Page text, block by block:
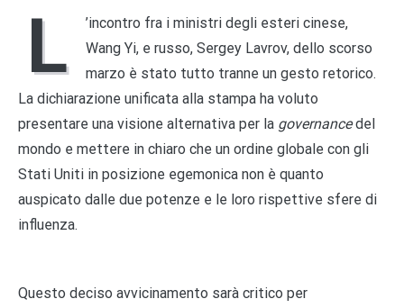
L
’incontro fra i ministri degli esteri cinese,
Wang Yi, e russo, Sergey Lavrov, dello scorso
marzo è stato tutto tranne un gesto retorico.
La dichiarazione unificata alla stampa ha voluto
presentare una visione alternativa per la governancedel
mondo e mettere in chiaro che un ordine globale con gli
Stati Uniti in posizione egemonica non è quanto
auspicato dalle due potenze e le loro rispettive sfere di
influenza.
Questo deciso avvicinamento sarà critico per